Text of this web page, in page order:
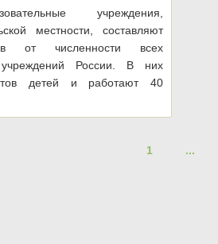
учреждения,
местности, составляют
от численности всех
учреждений России. В них
детей и работают 40
1 ...